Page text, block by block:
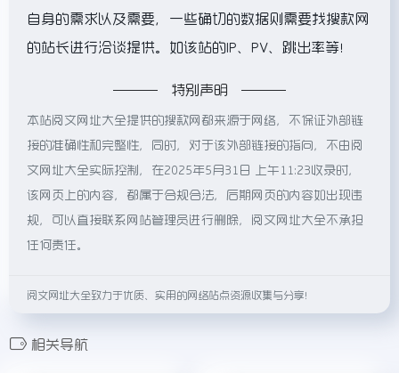
自身的需求以及需要，一些确切的数据则需要找搜款网
的站长进行洽谈提供。如该站的IP、PV、跳出率等！
特别声明
本站阅文网址大全提供的搜款网都来源于网络，不保证外部链
接的准确性和完整性，同时，对于该外部链接的指向，不由阅
文网址大全实际控制，在2025年5月31日 上午11:23收录时，
该网页上的内容，都属于合规合法，后期网页的内容如出现违
规，可以直接联系网站管理员进行删除，阅文网址大全不承担
任何责任。
阅文网址大全致力于优质、实用的网络站点资源收集与分享！
相关导航